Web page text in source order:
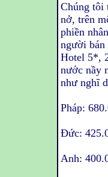
Chúng tôi
nở, trên
phiền
người
Hotel 5*,
nước nầy
như nghĩ
Pháp:
Đức:
Anh: